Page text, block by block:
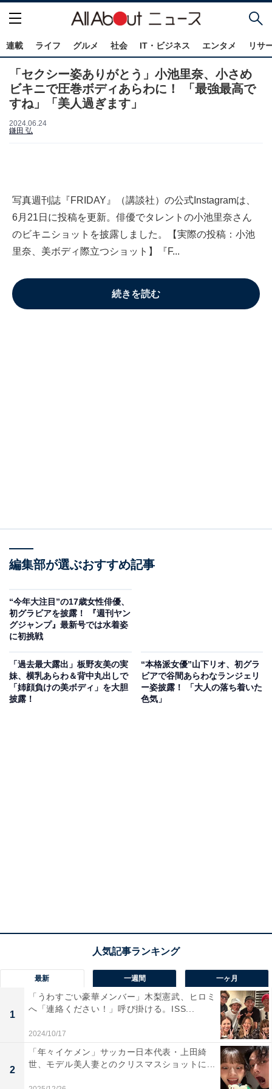
連載 ライフ グルメ 社会 IT・ビジネス エンタメ リサ
「セクシー姿ありがとう」小池里奈、小さめ
ビキニで圧巻ボディあらわに！ 「最強最高で
すね」「美人過ぎます」
2024.06.24
鎌田 弘
写真週刊誌『FRIDAY』（講談社）の公式Instagramは、
6月21日に投稿を更新。俳優でタレントの小池里奈さん
のビキニショットを披露しました。【実際の投稿：小池
里奈、美ボディ際立つショット】『F...
続きを読む
編集部が選ぶおすすめ記事
“今年大注目”の17歳女性俳優、
初グラビアを披露！ 『週刊ヤン
グジャンプ』最新号では水着姿
に初挑戦
「過去最大露出」板野友美の実
妹、横乳あらわ＆背中丸出しで
「姉顔負けの美ボディ」を大胆
披露！
“本格派女優”山下リオ、初グラ
ビアで谷間あらわなランジェリ
ー姿披露！ 「大人の落ち着いた
色気」
最新 一週間 一ヶ月
1
「うわすごい豪華メンバー」木梨憲武、ヒロミ
へ「連絡ください！」呼び掛ける。ISS...
2024/10/17
2
「年々イケメン」サッカー日本代表・上田綺
世、モデル美人妻とのクリスマスショットに...